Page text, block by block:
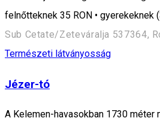
felnőtteknek 35 RON • gyerekeknek
Sub Cetate/Zeteváralja 537364,
Természeti látványosság
Jézer-tó
A Kelemen-havasokban 1730 méter